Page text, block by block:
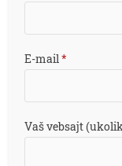
E-mail*
Vaš vebsajt